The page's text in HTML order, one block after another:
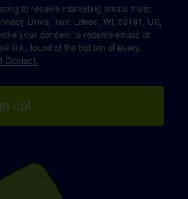
to receive marketing emails from:
Drive, Twin Lakes, WI, 53181, US,
your consent to receive emails at
link, found at the bottom of every
Contact.
up!